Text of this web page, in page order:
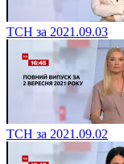
ТСН за 2021.09.03
ТСН за 2021.09.02